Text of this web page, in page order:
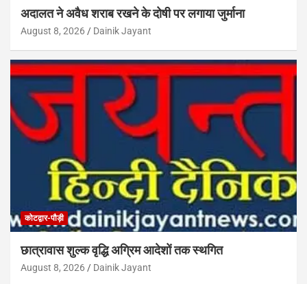
अदालत ने अवैध शराब रखने के दोषी पर लगाया जुर्माना
August 8, 2026 Dainik Jayant
कोटद्वार-पौड़ी
छात्रावास शुल्क वृद्धि अग्रिम आदेशों तक स्थगित
August 8, 2026 Dainik Jayant